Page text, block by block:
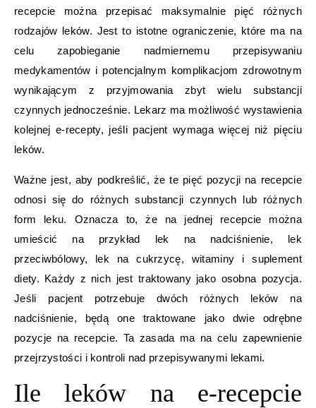
recepcie można przepisać maksymalnie pięć różnych
rodzajów leków. Jest to istotne ograniczenie, które ma na
celu zapobieganie nadmiernemu przepisywaniu
medykamentów i potencjalnym komplikacjom zdrowotnym
wynikającym z przyjmowania zbyt wielu substancji
czynnych jednocześnie. Lekarz ma możliwość wystawienia
kolejnej e-recepty, jeśli pacjent wymaga więcej niż pięciu
leków.
Ważne jest, aby podkreślić, że te pięć pozycji na recepcie
odnosi się do różnych substancji czynnych lub różnych
form leku. Oznacza to, że na jednej recepcie można
umieścić na przykład lek na nadciśnienie, lek
przeciwbólowy, lek na cukrzycę, witaminy i suplement
diety. Każdy z nich jest traktowany jako osobna pozycja.
Jeśli pacjent potrzebuje dwóch różnych leków na
nadciśnienie, będą one traktowane jako dwie odrębne
pozycje na recepcie. Ta zasada ma na celu zapewnienie
przejrzystości i kontroli nad przepisywanymi lekami.
Ile leków na e-recepcie